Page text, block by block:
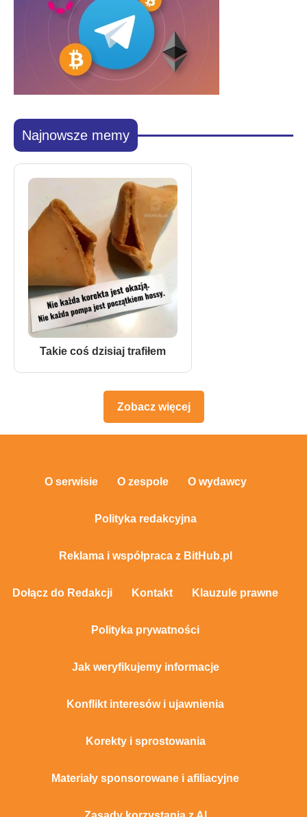
Najnowsze memy
Takie coś dzisiaj trafiłem
Zobacz więcej
O serwisie O zespole O wydawcy
Polityka redakcyjna
Reklama i współpraca z BitHub.pl
Dołącz do Redakcji Kontakt Klauzule prawne
Polityka prywatności
Jak weryfikujemy informacje
Konflikt interesów i ujawnienia
Korekty i sprostowania
Materiały sponsorowane i afiliacyjne